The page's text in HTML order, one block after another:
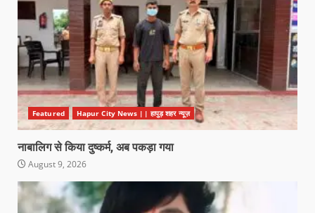
Featured Hapur City News || हापुड़ शहर न्यूज़
नाबालिग से किया दुष्कर्म, अब पकड़ा गया
August 9, 2026